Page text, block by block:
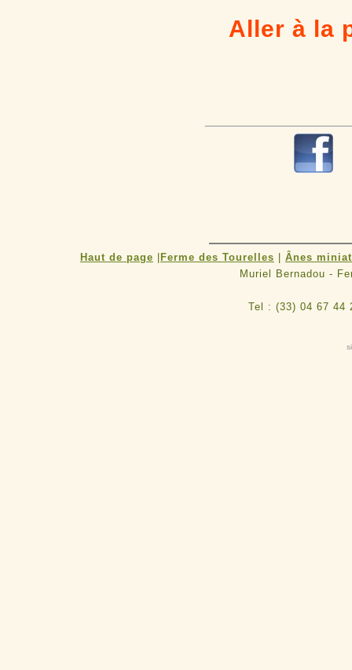
Aller à la
Haut de page Ferme des Tourelles
Ânes
Muriel Bernadou -
Tel : (33) 04 67 44